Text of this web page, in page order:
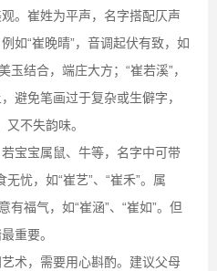
。崔姓为平声，名字搭配仄声
如“崔晚晴”，音调起伏有致，如
玉结合，端庄大方；“崔若溪”，
避免笔画过于复杂或生僻字，
又不失韵味。
宝宝属鼠、牛等，名字中可带
无忧，如“崔艺”、“崔禾”。属
有福气，如“崔涵”、“崔如”。但
重要。
术，需要用心斟酌。建议父母